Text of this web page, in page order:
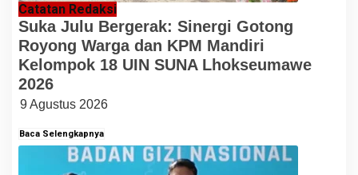
Catatan Redaksi
Suka Julu Bergerak: Sinergi Gotong
Royong Warga dan KPM Mandiri
Kelompok 18 UIN SUNA Lhokseumawe
2026
9 Agustus 2026
Baca Selengkapnya